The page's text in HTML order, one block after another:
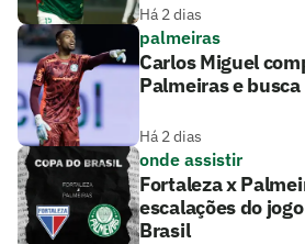
Há 2 dias
palmeiras
Carlos Miguel
Palmeiras e
Há 2 dias
onde assistir
Fortaleza x
escalações do
Brasil